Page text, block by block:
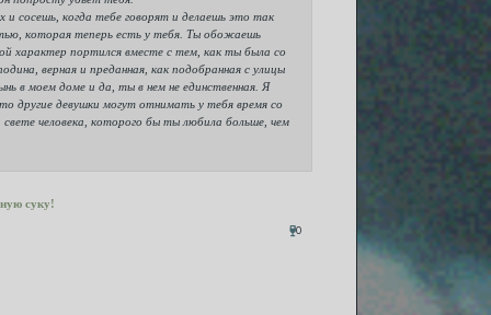
сосешь, когда тебе говорят и делаешь это так
которая теперь есть у тебя. Ты обожаешь
характер портился вместе с тем, как ты была со
верная и преданная, как подобранная с улицы
в моем доме и да, ты в нем не единственная. Я
другие девушки могут отнимать у тебя время со
человека, которого бы ты любила больше, чем
суку!
0